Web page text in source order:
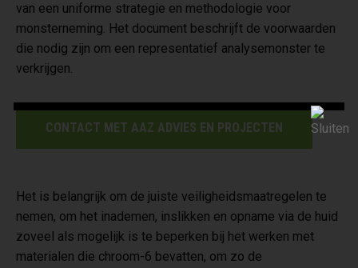
van een uniforme strategie en methodologie voor
monsterneming. Het document beschrijft de voorwaarden
die nodig zijn om een representatief analysemonster te
verkrijgen.
CONTACT MET AAZ ADVIES EN PROJECTEN
Het is belangrijk om de juiste veiligheidsmaatregelen te
nemen, om het inademen, inslikken en opname via de huid
zoveel als mogelijk is te beperken bij het werken met
materialen die chroom-6 bevatten, om zo de